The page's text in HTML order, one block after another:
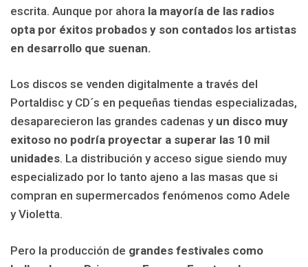
escrita. Aunque por ahora la mayoría de las radios
opta por éxitos probados y son contados los artistas
en desarrollo que suenan.
Los discos se venden digitalmente a través del
Portaldisc y CD´s en pequeñas tiendas especializadas,
desaparecieron las grandes cadenas yun disco muy
exitoso no podría proyectar a superar las 10 mil
unidades. La distribución y acceso sigue siendo muy
especializado por lo tanto ajeno a las masas que si
compran en supermercados fenómenos como Adele
y Violetta.
Pero la producción de grandes festivales como